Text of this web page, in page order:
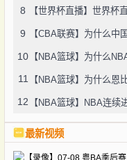
8 【世界杯直播】世界杯
9 【CBA联赛】为什么中
10 【NBA篮球】为什么
11 【NBA篮球】为什么恩
12 【NBA篮球】NBA连续
最新视频